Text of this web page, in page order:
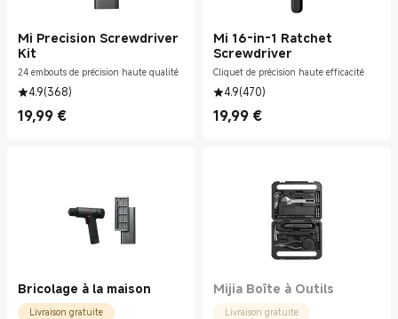
Mi Precision Screwdriver
Kit
24 embouts de précision haute qualité
4.9(368)
19,99 €
Current Price €19.99
Mi 16-in-1 Ratchet
Screwdriver
Cliquet de précision haute efficacité
4.9(470)
19,99 €
Current Price €19.99
Bricolage à la maison
Livraison gratuite
Mijia Boîte à Outils
Livraison gratuite